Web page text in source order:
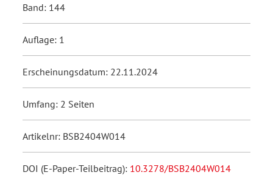
Band: 144
Auflage: 1
Erscheinungsdatum: 22.11.2024
Umfang: 2 Seiten
Artikelnr: BSB2404W014
DOI (E-Paper-Teilbeitrag): 10.3278/BSB2404W014